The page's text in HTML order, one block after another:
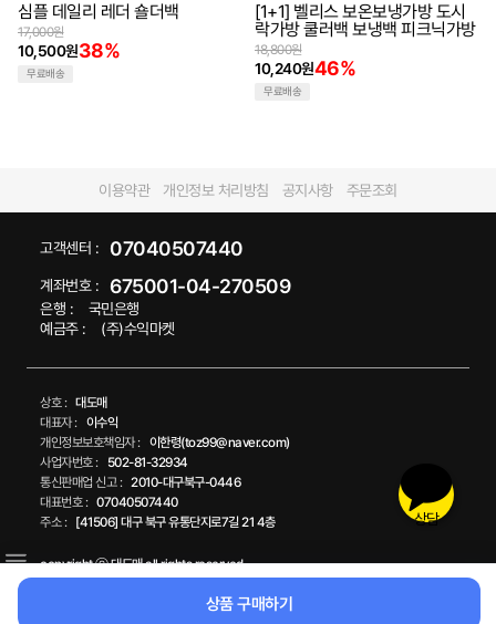
상담
상품 구매하기
심플 데일리 레더 숄더백
10,500원38%
17,000원
무료배송
[1+1] 벨리스 보온보냉가방 도시
락가방 쿨러백 보냉백 피크닉가방
10,240원46%
18,800원
무료배송
9,500원47%
18,000원
무료배송 7,900원
48% 68